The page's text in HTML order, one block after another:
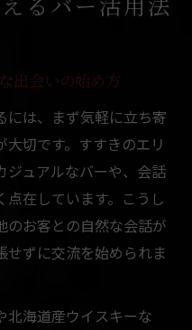
るバー活用法
出会いの始め方
には、まず気軽に立ち寄
切です。すすきのエリ
ジュアルなバーや、会話
在しています。こうし
のお客との自然な会話が
ずに交流を始められま
北海道産ウイスキーな